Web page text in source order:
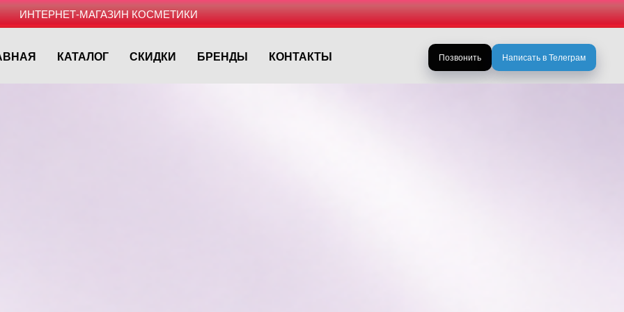
ИНТЕРНЕТ-МАГАЗИН КОСМЕТИКИ
КАТАЛОГ СКИДКИ БРЕНДЫ КОНТАКТЫ Позвонить Написать в Телеграм